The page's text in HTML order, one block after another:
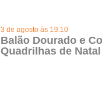
3 de agosto às 19:10
Balão Dourado e
Quadrilhas de Natal